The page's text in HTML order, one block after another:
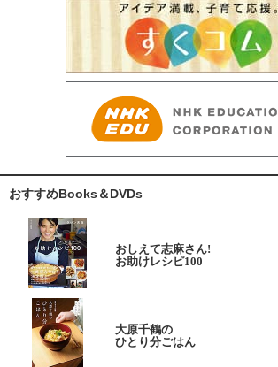
おすすめBooks＆DVDs
おしえて志麻さん!
お助けレシピ100
大原千鶴の
ひとり分ごはん